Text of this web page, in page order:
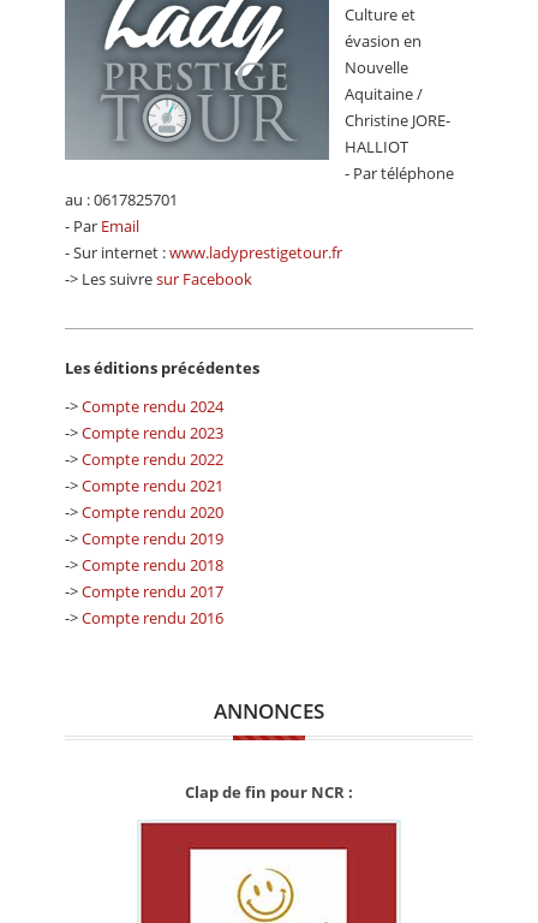
Culture et
évasion en
Nouvelle
Aquitaine /
Christine JORE-
HALLIOT
- Par téléphone
au : 0617825701
- Par Email
- Sur internet :www.ladyprestigetour.fr
-> Les suivresur Facebook
Les éditions précédentes
->Compte rendu 2024
->Compte rendu 2023
->Compte rendu 2022
->Compte rendu 2021
->Compte rendu 2020
->Compte rendu 2019
->Compte rendu 2018
->Compte rendu 2017
->Compte rendu 2016
ANNONCES
Clap de fin pour NCR :